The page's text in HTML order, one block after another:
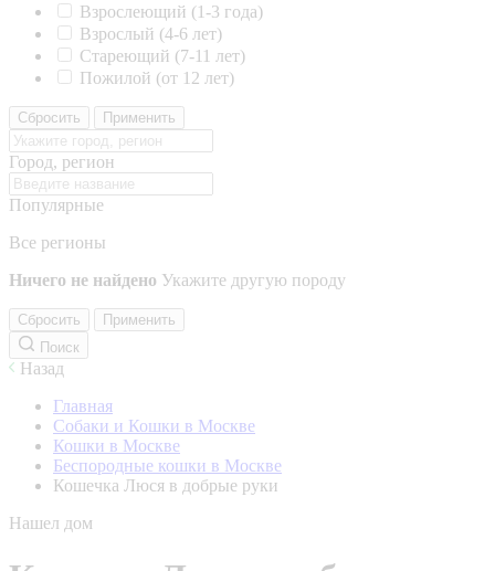
Взрослеющий (1-3 года)
Взрослый (4-6 лет)
Стареющий (7-11 лет)
Пожилой (от 12 лет)
Сбросить Применить
Город, регион
Популярные
Все регионы
Ничего не найдено Укажите другую породу
Сбросить
Применить
Поиск
Назад
Главная
Собаки и Кошки в Москве
Кошки в Москве
Беспородные кошки в Москве
Кошечка Люся в добрые руки
Нашел дом